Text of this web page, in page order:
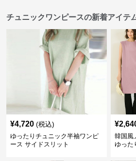
チュニックワンピースの新着アイテ
¥4,720 (税込)
ゆったりチュニック半袖ワンピ
ース サイドスリット
¥
韓国風
ゆった